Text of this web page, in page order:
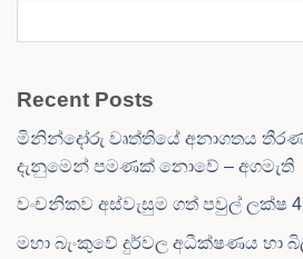
Recent Posts
මිනින්දෝරු වෘත්තියේ අනාගතය
දැනුමෙන් පමණක් නොවේ – අගමැති
වංචනිකව අස්වැසුම ගත් පවුල් ලක්ෂ
මහා බැංකුවේ දුර්වල අධීක්ෂණය හා